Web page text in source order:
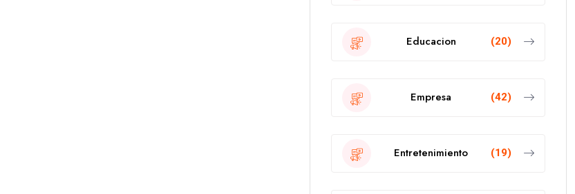
Educacion (20)
Empresa (42)
Entretenimiento (19)